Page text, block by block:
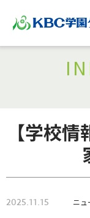
【学校
2025.11.15 ニュ